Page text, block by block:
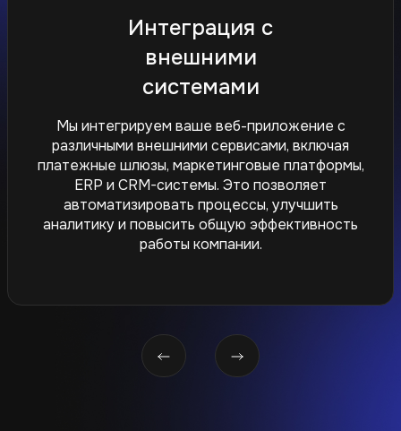
Оптимизация и
безопасность веб-
приложений
Мы обеспечиваем защиту данных, оптимизацию
производительности и проводим регулярные
аудиты безопасности ваших сайтов и
приложений. Благодаря нашему подходу ваш
сайт будет не только быстрым, но и надежным,
защищенным от угроз.